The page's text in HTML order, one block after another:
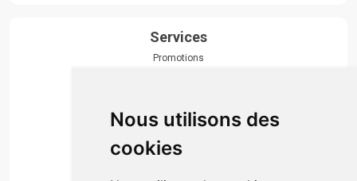
Nous utilisons des
cookies
Services
Promotions
Actualités & conseils
Événements
Marques
Suivez-nous